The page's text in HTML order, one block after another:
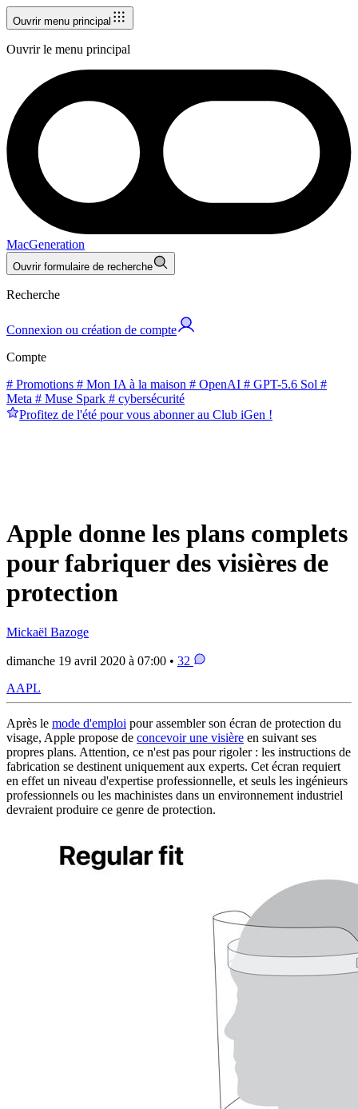
Ouvrir menu principal
Ouvrir le menu principal
MacGeneration
Ouvrir formulaire de recherche
Recherche
Connexion ou création de compte
Compte
# Promotions # Mon IA à la maison # OpenAI # GPT-5.6 Sol #
Meta # Muse Spark # cybersécurité
Profitez de l'été pour vous abonner au Club iGen !
Apple donne les plans complets
pour fabriquer des visières de
protection
Mickaël Bazoge
dimanche 19 avril 2020 à 07:00 • 32
AAPL
Après le mode d'emploi pour assembler son écran de protection du
visage, Apple propose de concevoir une visière en suivant ses
propres plans. Attention, ce n'est pas pour rigoler : les instructions de
fabrication se destinent uniquement aux experts. Cet écran requiert
en effet un niveau d'expertise professionnelle, et seuls les ingénieurs
professionnels ou les machinistes dans un environnement industriel
devraient produire ce genre de protection.